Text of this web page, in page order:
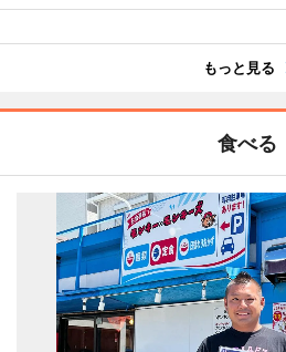
もっと見る
食べる